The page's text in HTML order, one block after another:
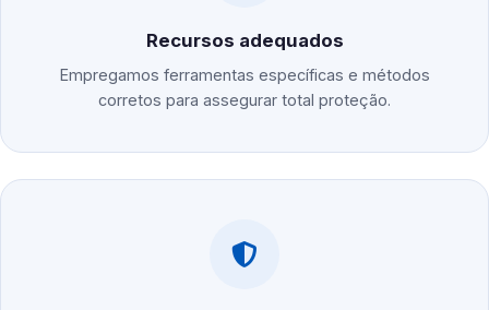
Recursos adequados
Empregamos ferramentas específicas e métodos
corretos para assegurar total proteção.